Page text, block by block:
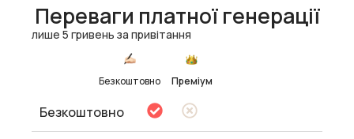
Переваги платної генерації
лише 5 гривень за привітання
Безкоштовно Преміум
Безкоштовно